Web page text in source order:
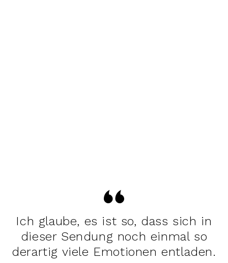
Ich glaube, es ist so, dass sich in
dieser Sendung noch einmal so
derartig viele Emotionen entladen.